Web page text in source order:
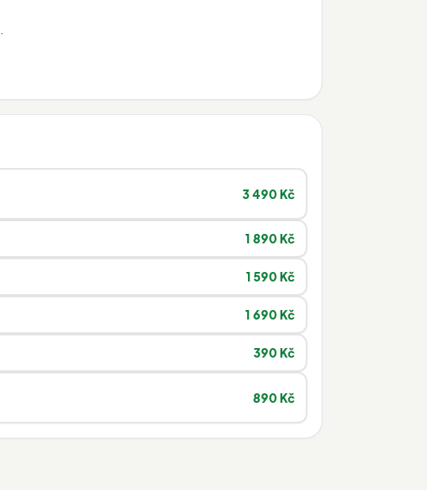
3 490 Kč
1 890 Kč
1 590 Kč
1 690 Kč
390 Kč
890 Kč